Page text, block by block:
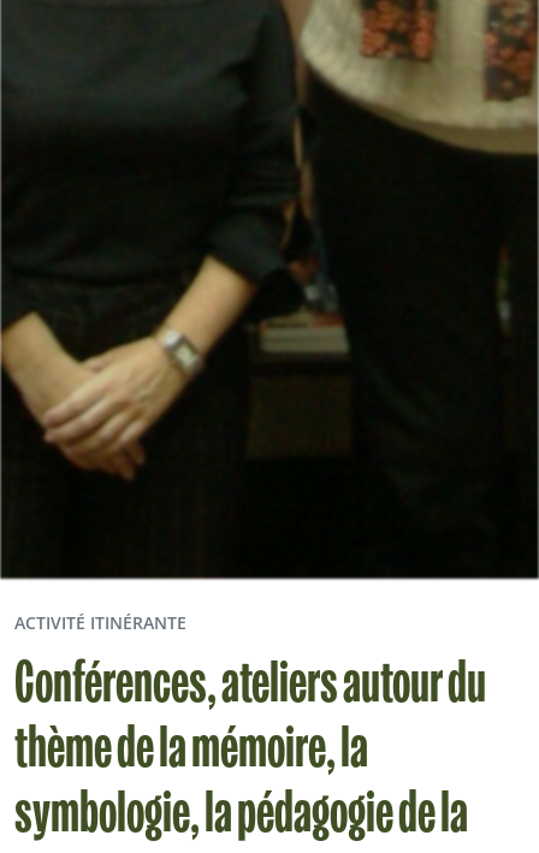
ACTIVITÉ ITINÉRANTE
Conférences, ateliers autour du
thème de la mémoire, la
symbologie, la pédagogie de la